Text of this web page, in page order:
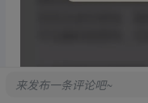
来发布一条评论吧~